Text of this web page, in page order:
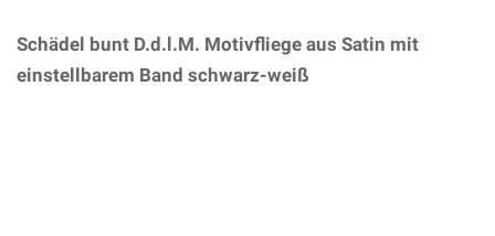
Schädel bunt D.d.l.M. Motivfliege aus Satin mit
einstellbarem Band schwarz-weiß